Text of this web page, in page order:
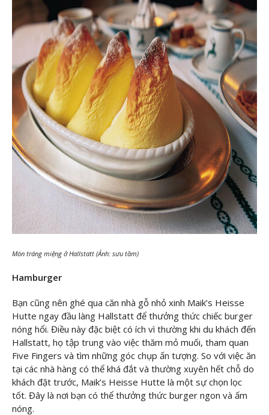
Món tráng miệng ở Hallstatt (Ảnh: sưu tầm)
Hamburger
Bạn cũng nên ghé qua căn nhà gỗ nhỏ xinh Maik’s Heisse
Hutte ngay đầu làng Hallstatt để thưởng thức chiếc burger
nóng hổi. Điều này đặc biệt có ích vì thường khi du khách đến
Hallstatt, họ tập trung vào việc thăm mỏ muối, tham quan
Five Fingers và tìm những góc chụp ấn tượng. So với việc ăn
tại các nhà hàng có thể khá đắt và thường xuyên hết chỗ do
khách đặt trước, Maik’s Heisse Hutte là một sự chọn lọc
tốt. Đây là nơi bạn có thể thưởng thức burger ngon và ấm
nóng.